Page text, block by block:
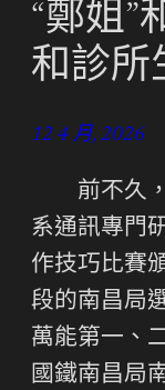
“鄭姐”
和診所
12 4 月, 2026
前不久
系通訊專門
作技巧比賽
段的南昌局
萬能第一、
國鐵南昌局